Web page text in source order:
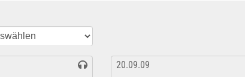
20.09.09